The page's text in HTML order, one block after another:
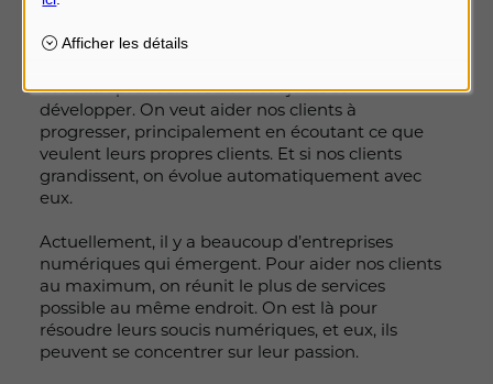
Les clients de mes clients
sont rois.
Les entrepreneurs veulent toujours se
développer. On veut aider nos clients à
progresser, principalement en écoutant ce que
veulent leurs propres clients. Et si nos clients
grandissent, on évolue automatiquement avec
eux.
Actuellement, il y a beaucoup d’entreprises
numériques qui émergent. Pour aider nos clients
au maximum, on réunit le plus de services
possible au même endroit. On est là pour
résoudre leurs soucis numériques, et eux, ils
peuvent se concentrer sur leur passion.